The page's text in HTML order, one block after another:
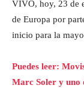
VIVO, hoy, 23 de
de Europa por
inicio para la
Puedes leer:
Marc Soler y uno